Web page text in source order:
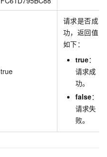
true
请求是否成
功，返回值
如下：
true：
请求成
功。
false：
请求失
败。